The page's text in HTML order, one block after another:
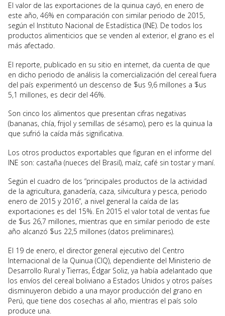
El valor de las exportaciones de la quinua cayó, en enero de
este año, 46% en comparación con similar periodo de 2015,
según el Instituto Nacional de Estadística (INE). De todos los
productos alimenticios que se venden al exterior, el grano es el
más afectado.
El reporte, publicado en su sitio en internet, da cuenta de que
en dicho periodo de análisis la comercialización del cereal fuera
del país experimentó un descenso de $us 9,6 millones a $us
5,1 millones, es decir del 46%.
Son cinco los alimentos que presentan cifras negativas
(bananas, chía, frijol y semillas de sésamo), pero es la quinua la
que sufrió la caída más significativa.
Los otros productos exportables que figuran en el informe del
INE son: castaña (nueces del Brasil), maíz, café sin tostar y maní.
Según el cuadro de los “principales productos de la actividad
de la agricultura, ganadería, caza, silvicultura y pesca, periodo
enero de 2015 y 2016”, a nivel general la caída de las
exportaciones es del 15%. En 2015 el valor total de ventas fue
de $us 26,7 millones, mientras que en similar periodo de este
año alcanzó $us 22,5 millones (datos preliminares).
El 19 de enero, el director general ejecutivo del Centro
Internacional de la Quinua (CIQ), dependiente del Ministerio de
Desarrollo Rural y Tierras, Édgar Soliz, ya había adelantado que
los envíos del cereal boliviano a Estados Unidos y otros países
disminuyeron debido a una mayor producción del grano en
Perú, que tiene dos cosechas al año, mientras el país solo
produce una.